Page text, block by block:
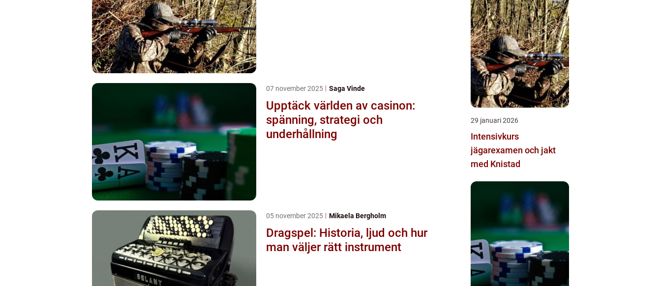
07 november 2025 Saga Vinde
Upptäck världen av casinon:
spänning, strategi och
underhållning
05 november 2025 Mikaela Bergholm
Dragspel: Historia, ljud och hur
man väljer rätt instrument
29 januari 2026
Intensivkurs
jägarexamen och jakt
med Knistad